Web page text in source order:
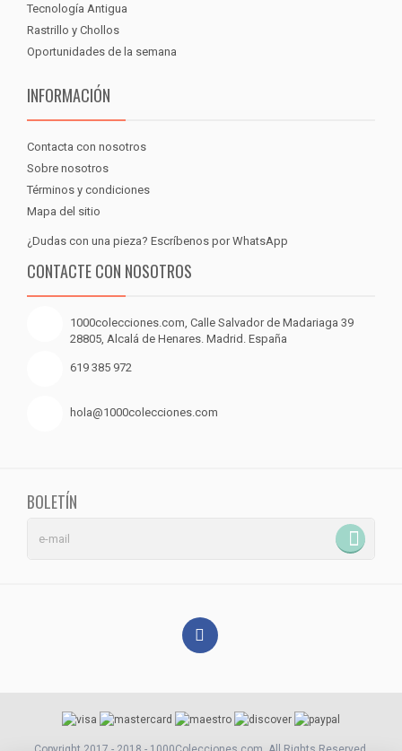
Tecnología Antigua
Rastrillo y Chollos
Oportunidades de la semana
INFORMACIÓN
Contacta con nosotros
Sobre nosotros
Términos y condiciones
Mapa del sitio
¿Dudas con una pieza? Escríbenos por WhatsApp
CONTACTE CON NOSOTROS
1000colecciones.com, Calle Salvador de Madariaga 39
28805, Alcalá de Henares. Madrid. España
619 385 972
hola@1000colecciones.com
BOLETÍN